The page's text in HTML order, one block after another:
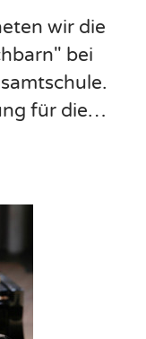
wir die
bei
für die…